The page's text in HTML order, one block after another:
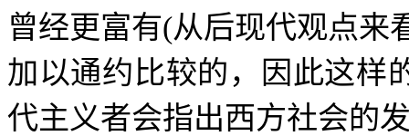
曾经更富有(从后现代观点来
加以通约比较的，因此这样
代主义者会指出西方社会的